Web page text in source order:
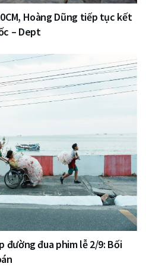
Hoàng Dũng tiếp tục kết
– Dept
đường đua phim lễ 2/9: Bối